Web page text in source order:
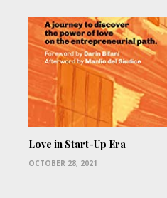
Love in Start-Up Era
OCTOBER 28, 2021